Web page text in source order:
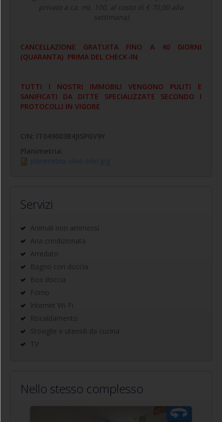
privato a ca. mt. 100, al costo di € 70,00 alla
settimana)
CANCELLAZIONE GRATUITA FINO A 40 GIORNI
(QUARANTA) PRIMA DEL CHECK-IN
TUTTI I NOSTRI IMMOBILI VENGONO PULITI E
SANIFICATI DA DITTE SPECIALIZZATE SECONDO I
PROTOCOLLI IN VIGORE
CIN: IT049003B4JISPGV9Y
Planimetria:
planimetria-olivo-trilo.jpg
Servizi
Animali non ammessi
Aria condizionata
Arredato
Bagno con doccia
Box doccia
Forno
Internet Wi-Fi
Riscaldamento
Stoviglie e utensili da cucina
TV
Nello stesso complesso